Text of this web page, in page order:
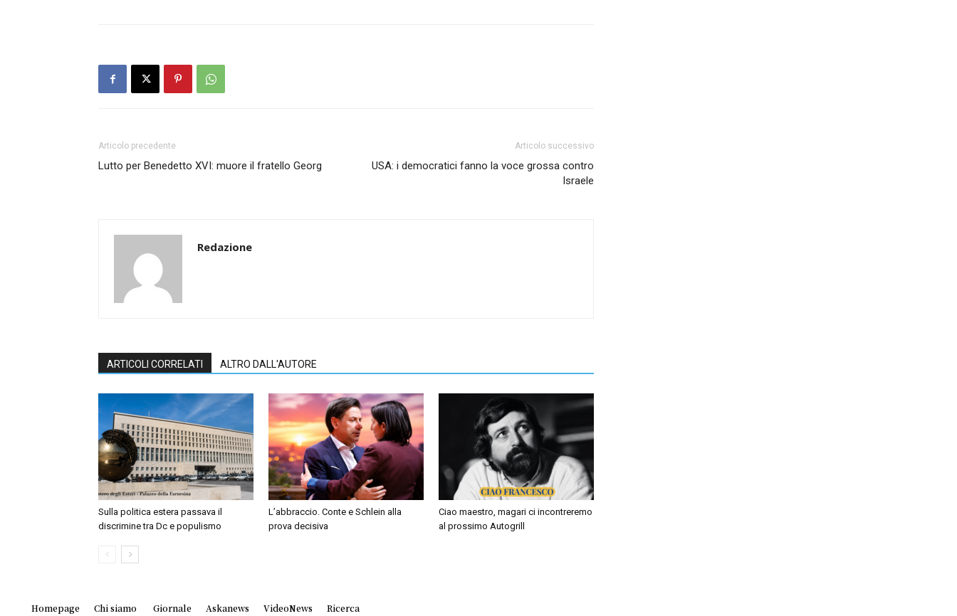
Articolo precedente
Lutto per Benedetto XVI: muore il fratello Georg
Articolo successivo
USA: i democratici fanno la voce grossa contro
Israele
Redazione
ARTICOLI CORRELATI ALTRO DALL'AUTORE
Sulla politica estera passava il
discrimine tra Dc e populismo
L’abbraccio. Conte e Schlein alla
prova decisiva
Ciao maestro, magari ci incontreremo
al prossimo Autogrill
Homepage Chi siamo Giornale Askanews VideoNews Ricerca